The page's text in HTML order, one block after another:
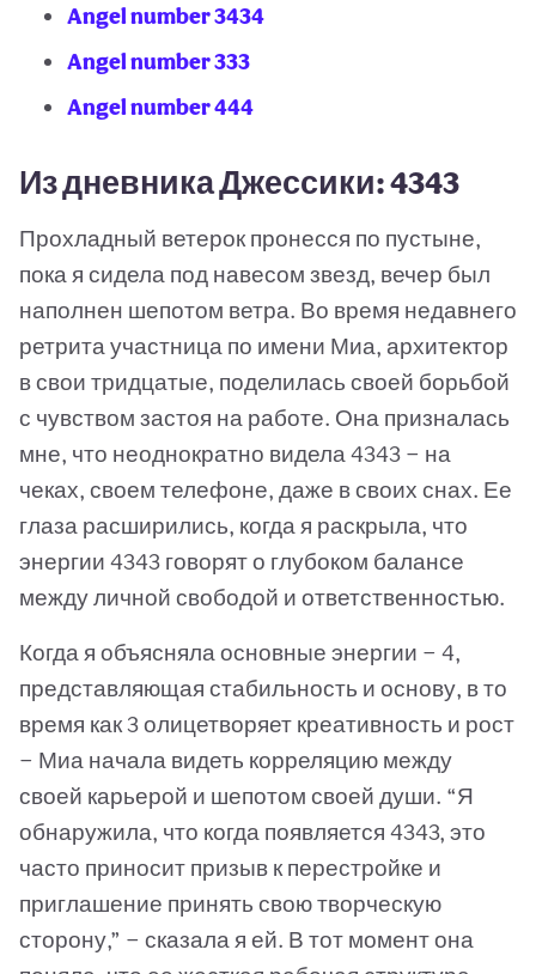
Angel number 3434
Angel number 333
Angel number 444
Из дневника Джессики: 4343
Прохладный ветерок пронесся по пустыне,
пока я сидела под навесом звезд, вечер был
наполнен шепотом ветра. Во время недавнего
ретрита участница по имени Миа, архитектор
в свои тридцатые, поделилась своей борьбой
с чувством застоя на работе. Она призналась
мне, что неоднократно видела 4343 — на
чеках, своем телефоне, даже в своих снах. Ее
глаза расширились, когда я раскрыла, что
энергии 4343 говорят о глубоком балансе
между личной свободой и ответственностью.
Когда я объясняла основные энергии — 4,
представляющая стабильность и основу, в то
время как 3 олицетворяет креативность и рост
— Миа начала видеть корреляцию между
своей карьерой и шепотом своей души. “Я
обнаружила, что когда появляется 4343, это
часто приносит призыв к перестройке и
приглашение принять свою творческую
сторону,” — сказала я ей. В тот момент она